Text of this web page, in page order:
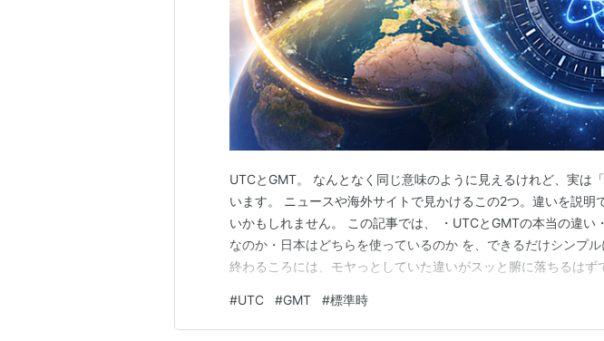
UTCとGMT。 なんとなく同じ意味のように見えるけれど、実は
います。 ニュースや海外サイトで見かけるこの2つ。違いを説明
いかもしれません。 この記事では、 ・UTCとGMTの本当の違い
なのか・日本はどちらを使っているのか を、できるだけシンプ
終わるころには、モヤっとしていた違いがスッと腑に落ちるはず
ズレるの？ 日本ではどう読むのが一般的？ まとめ なぜグリニッ
本初子午線って…
#UTC #GMT #標準時